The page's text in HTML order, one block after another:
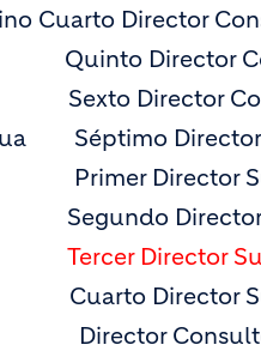
Cuarto Director
Director
Sexto Director
Séptimo
Primer Director
Director
Tercer Director
Cuarto Director
Director